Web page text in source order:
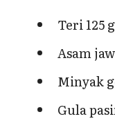
Teri 125
Asam
Minyak
Gula